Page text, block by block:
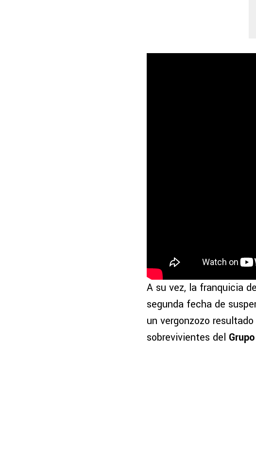
A su vez, la franquicia de
segunda fecha de
un vergonzozo
sobrevivientes del